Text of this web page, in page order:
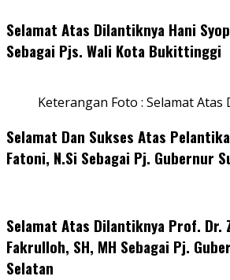
Selamat Atas Dilantiknya Hani
Sebagai Pjs. Wali Kota Bukittinggi
Keterangan Foto : Selamat
Selamat Dan Sukses Atas
Fatoni, N.Si Sebagai Pj. Gubernur
Selamat Atas Dilantiknya Prof. Dr.
Fakrulloh, SH, MH Sebagai Pj.
Selatan